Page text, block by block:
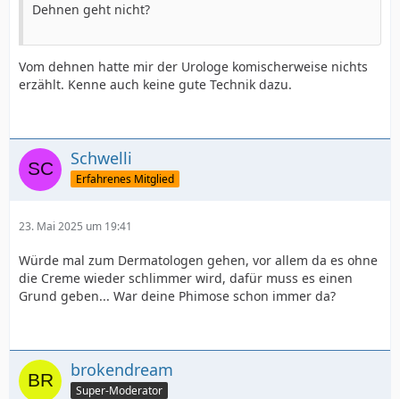
Dehnen geht nicht?
Vom dehnen hatte mir der Urologe komischerweise nichts
erzählt. Kenne auch keine gute Technik dazu.
Schwelli
Erfahrenes Mitglied
23. Mai 2025 um 19:41
Würde mal zum Dermatologen gehen, vor allem da es ohne
die Creme wieder schlimmer wird, dafür muss es einen
Grund geben... War deine Phimose schon immer da?
brokendream
Super-Moderator